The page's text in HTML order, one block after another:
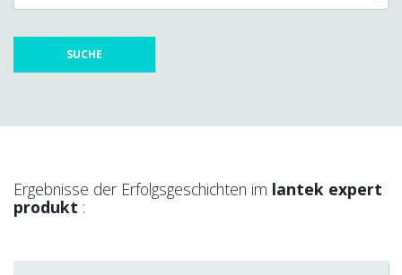
Ergebnisse der Erfolgsgeschichten im lantek expert
produkt :